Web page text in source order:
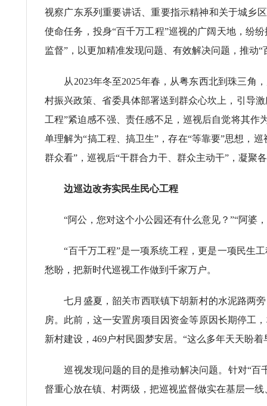
视察广东系列重要讲话、重要指示精神和关于城乡
使命任务，投身“百千万工程”巡视的广阔天地，纷
监督”，以更加精准发现问题、有效解决问题，推动
从2023年冬至2025年春，从粤东西北到珠三角，
村振兴政策、省委具体部署送到群众心坎上，引导
工程”紧迫感不强、责任感不足，巡视后自觉将其作
单理解为“搞工程、搞卫生”，存在“等靠要”思想，
群众看”，巡视后“干群合力干、群众主动干”，凝
边巡边改夯实民生民心工程
“阿公，您对这个小公园还有什么意见？”“阿婆，
“百千万工程”是一项系统工程，更是一项民生工
愁盼，把新时代巡视工作做到千家万户。
七月盛夏，韶关市西联镇下胡新村的水泥路两旁
房。此前，这一安置房项目因资金等原因长期停工
新村建设，469户村民圆梦安居。“这么多年天天盼
巡视发现问题的目的是推动解决问题。针对“百
督重心放在镇、村两级，把巡视监督做实在基层一